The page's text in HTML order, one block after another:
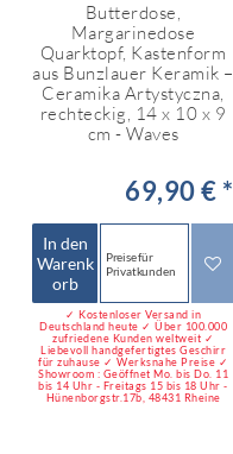
Butterdose,
Margarinedose
Quarktopf, Kastenform
aus Bunzlauer Keramik –
Ceramika Artystyczna,
rechteckig, 14 x 10 x 9
cm - Waves
69,90 € *
In den
Warenk
orb
Preise für
Privatkunden
✓ Kostenloser Versand in
Deutschland heute ✓ Über 100.000
zufriedene Kunden weltweit ✓
Liebevoll handgefertigtes Geschirr
für zuhause ✓ Werksnahe Preise ✓
Showroom : Geöffnet Mo. bis Do. 11
bis 14 Uhr - Freitags 15 bis 18 Uhr -
Hünenborgstr.17b, 48431 Rheine